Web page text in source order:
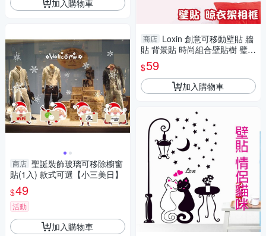
加入購物車
商店 聖誕裝飾玻璃可移除櫥窗
貼(1入) 款式可選【小三美日】
$49
活動
加入購物車
商店 Loxin 創意可移動壁貼 牆
貼 背景貼 時尚組合壁貼樹 璧貼
磁磚貼 晾衣架相框
$59
加入購物車